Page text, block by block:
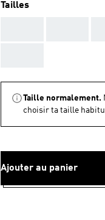
Tailles
Taille normalement.
choisir ta taille
Ajouter au panier